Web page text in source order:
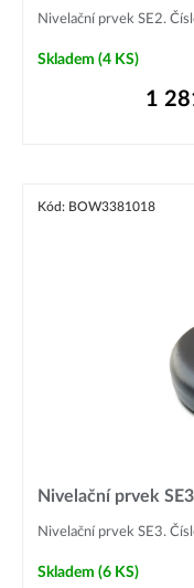
Nivelační prvek SE2.
Skladem (4 KS)
1
Kód: BOW3381018
Nivelační prvek SE3
Nivelační prvek SE3.
Skladem (6 KS)